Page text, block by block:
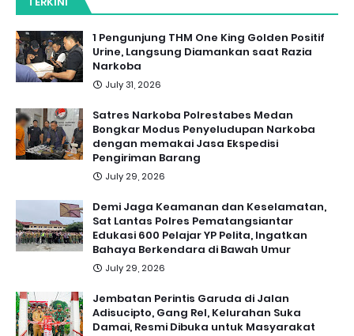
1 Pengunjung THM One King Golden Positif
Urine, Langsung Diamankan saat Razia
Narkoba
July 31, 2026
Satres Narkoba Polrestabes Medan
Bongkar Modus Penyeludupan Narkoba
dengan memakai Jasa Ekspedisi
Pengiriman Barang
July 29, 2026
Demi Jaga Keamanan dan Keselamatan,
Sat Lantas Polres Pematangsiantar
Edukasi 600 Pelajar YP Pelita, Ingatkan
Bahaya Berkendara di Bawah Umur
July 29, 2026
Jembatan Perintis Garuda di Jalan
Adisucipto, Gang Rel, Kelurahan Suka
Damai, Resmi Dibuka untuk Masyarakat